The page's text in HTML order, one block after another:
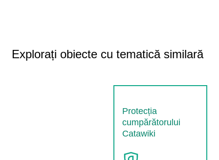
Explorați obiecte cu tematică similară
Protecția
cumpărătorului
Catawiki